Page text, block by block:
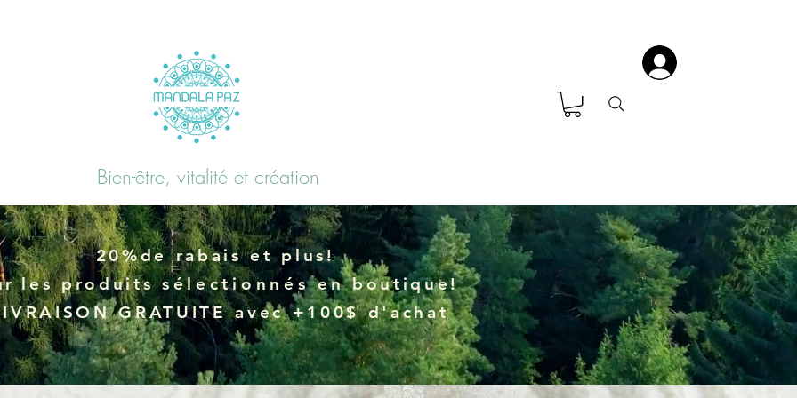
Bien-être, vitalité et création
20%de rabais et plus!
les produitssélectionnésen boutique!
GRATUITE avec +100$ d'achat